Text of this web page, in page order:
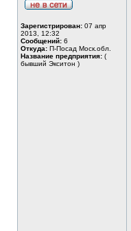
Зарегистрирован: 07 апр
2013, 12:32
Сообщений: 6
Откуда: П-Посад Моск.обл.
Название предприятия: (
бывший Экситон )